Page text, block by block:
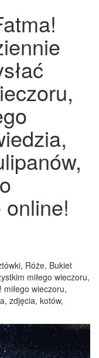
Róże, Bukiet
miłego wieczoru,
wieczoru,
zdjęcia, kotów,